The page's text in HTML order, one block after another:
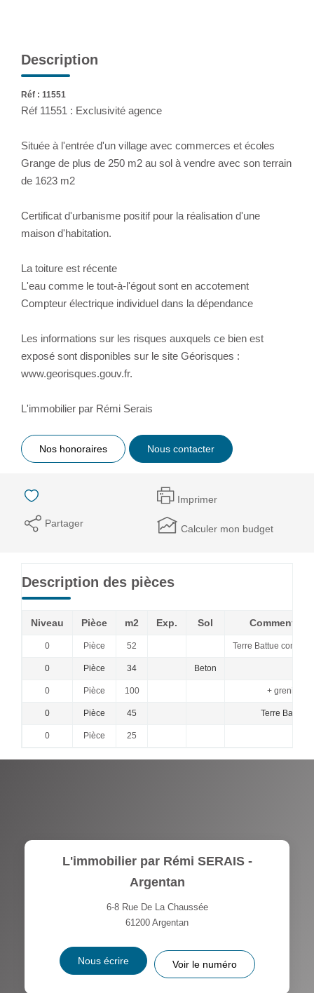
Description
Réf : 11551
Réf 11551 : Exclusivité agence
Située à l'entrée d'un village avec commerces et écoles
Grange de plus de 250 m2 au sol à vendre avec son terrain
de 1623 m2
Certificat d'urbanisme positif pour la réalisation d'une
maison d'habitation.
La toiture est récente
L'eau comme le tout-à-l'égout sont en accotement
Compteur électrique individuel dans la dépendance
Les informations sur les risques auxquels ce bien est
exposé sont disponibles sur le site Géorisques :
www.georisques.gouv.fr.
L'immobilier par Rémi Serais
Nos honoraires Nous contacter
Imprimer
Partager Calculer mon budget
Description des pièces
Niveau Pièce m2 Exp. Sol
0 Pièce 52 Terre Battue
0 Pièce 34 Beton
0 Pièce 100 + grenier
0 Pièce 45 Terre Battue
0 Pièce 25
L'immobilier par Rémi SERAIS -
Argentan
6-8 Rue De La Chaussée
61200 Argentan
Nous écrire Voir le numéro